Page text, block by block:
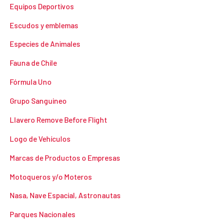
Equipos Deportivos
Escudos y emblemas
Especies de Animales
Fauna de Chile
Fórmula Uno
Grupo Sanguineo
Llavero Remove Before Flight
Logo de Vehículos
Marcas de Productos o Empresas
Motoqueros y/o Moteros
Nasa, Nave Espacial, Astronautas
Parques Nacionales